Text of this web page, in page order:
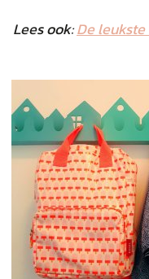
Lees ook:De